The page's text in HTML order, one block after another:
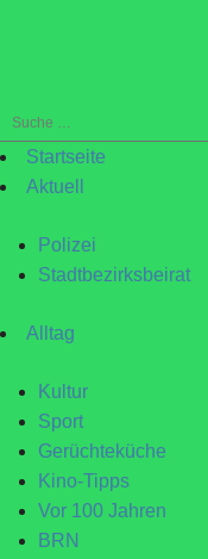
Suche
nach:Startseite
Aktuell
Polizei
Stadtbezirksbeirat
Alltag
Kultur
Sport
Gerüchteküche
Kino-Tipps
Vor 100 Jahren
BRN